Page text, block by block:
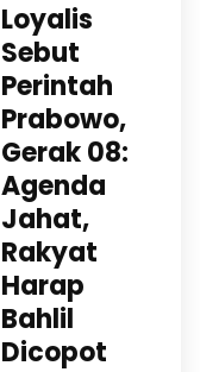
Loyalis
Sebut
Perintah
Prabowo,
Gerak 08:
Agenda
Jahat,
Rakyat
Harap
Bahlil
Dicopot